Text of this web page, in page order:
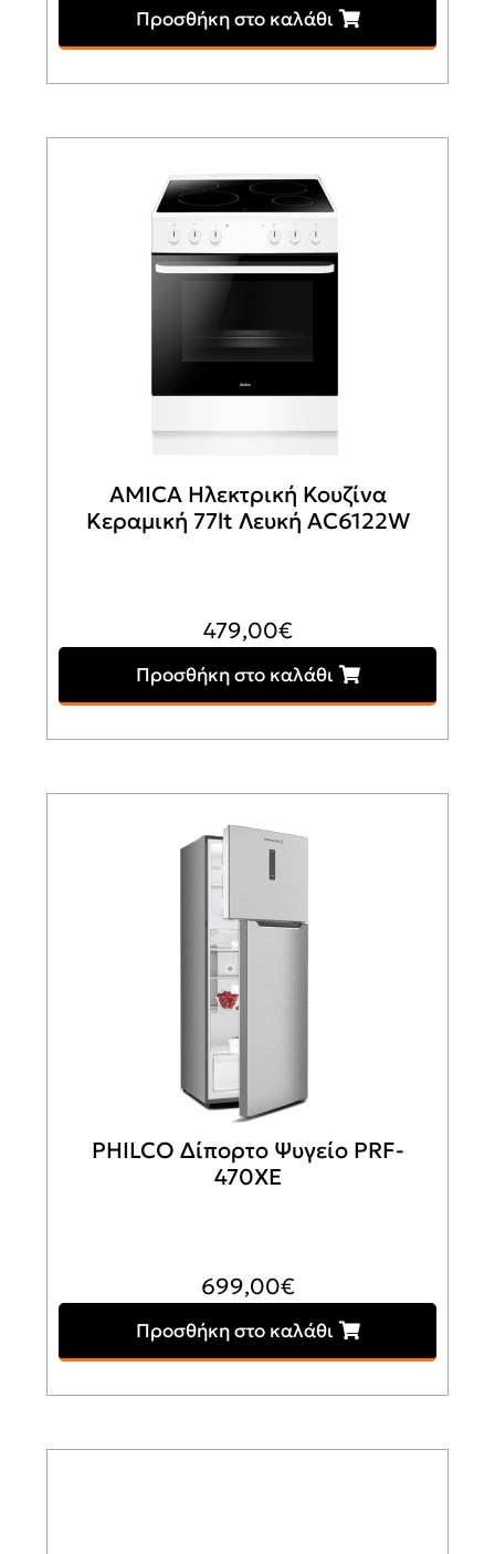
Προσθήκη στο καλάθι
AMICA Ηλεκτρική Κουζίνα
Κεραμική 77lt Λευκή AC6122W
479,00€
Προσθήκη στο καλάθι
PHILCO Δίπορτο Ψυγείο PRF-
470XE
699,00€
Προσθήκη στο καλάθι